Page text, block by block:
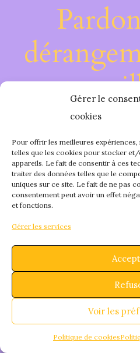
Gérer le
cookies
Pour offrir les meilleures
telles que les cookies pour stocker
appareils. Le fait de consentir à ces
traiter des données telles que le
uniques sur ce site. Le fait de ne pas
consentement peut avoir un effet
et fonctions.
Gérer les services
Voir les
Politique de cookies